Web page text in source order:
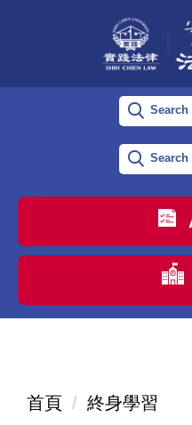
Search
Search
首頁 終身學習